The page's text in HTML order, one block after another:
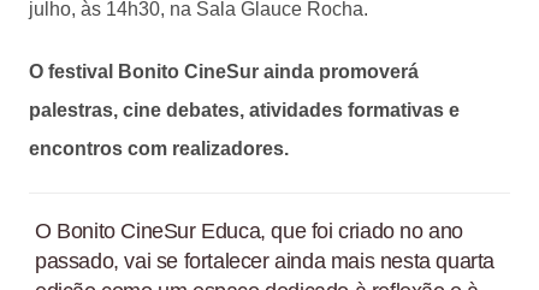
julho, às 14h30, na Sala Glauce Rocha.
O festival Bonito CineSur ainda promoverá
palestras, cine debates, atividades formativas e
encontros com realizadores.
O Bonito CineSur Educa, que foi criado no ano
passado, vai se fortalecer ainda mais nesta quarta